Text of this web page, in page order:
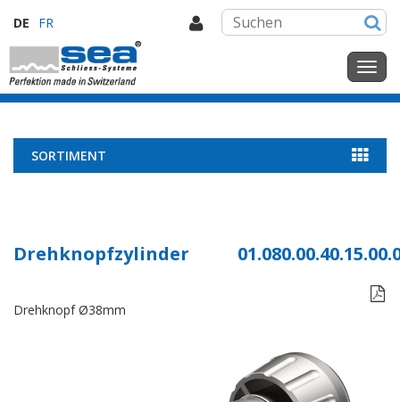
DE FR
SORTIMENT
Drehknopfzylinder

Drehknopf Ø38mm